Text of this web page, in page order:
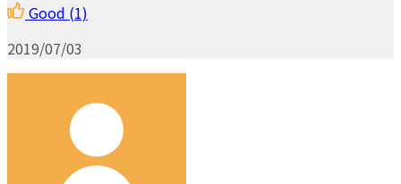
Good (1)
2019/07/03